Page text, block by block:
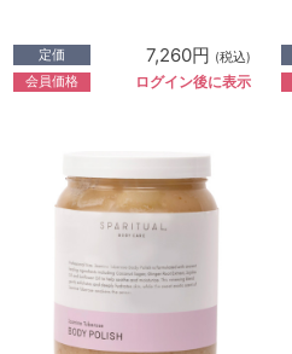
定価 7,260円 (税込)
会員価格 ログイン後に表示